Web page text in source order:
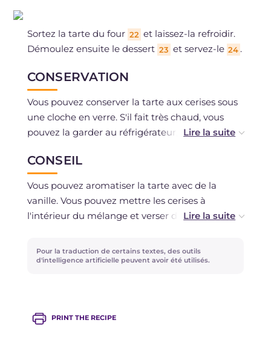
Sortez la tarte du four 22 et laissez-la refroidir.
Démoulez ensuite le dessert 23 et servez-le 24 .
CONSERVATION
Vous pouvez conserver la tarte aux cerises sous
une cloche en verre. S'il fait très chaud, vous
pouvez la garder au réfrigérateur, sinon elle
La congélation n'est pas recommandée.
CONSEIL
Vous pouvez aromatiser la tarte avec de la
vanille. Vous pouvez mettre les cerises à
l'intérieur du mélange et verser dans le moule
Pour la traduction de certains textes, des outils
d'intelligence artificielle peuvent avoir été utilisés.
PRINT THE RECIPE